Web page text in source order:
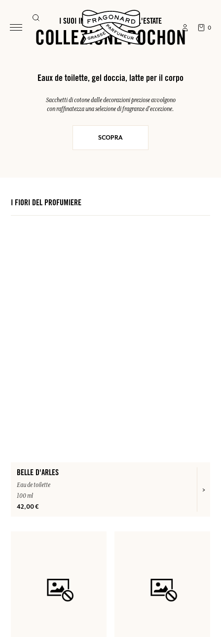
0
I SUOI INDISPENSABILI PER L'ESTATE
COLLEZIONE POCHON
Eaux de toilette, gel doccia, latte per il corpo
Sacchetti di cotone dalle decorazioni preziose avvolgono
con raffinatezza una selezione di fragranze d'eccezione.
SCOPRA
I FIORI DEL PROFUMIERE
BELLE D'ARLES
Eau de toilette
100 ml
42,00 €